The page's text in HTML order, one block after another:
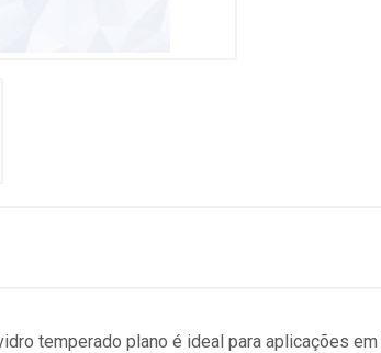
temperado plano é ideal para aplicações